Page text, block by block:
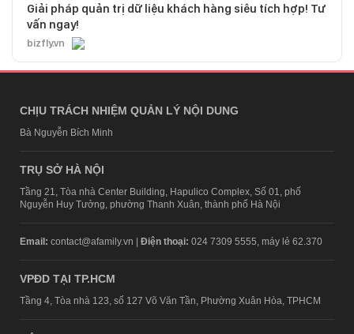
Giải pháp quản trị dữ liệu khách hàng siêu tích hợp! Tư
vấn ngay!
bizfly.vn
CHỊU TRÁCH NHIỆM QUẢN LÝ NỘI DUNG
Bà Nguyễn Bích Minh
TRỤ SỞ HÀ NỘI
Tầng 21, Tòa nhà Center Building, Hapulico Complex, Số 01, phố
Nguyễn Huy Tưởng, phường Thanh Xuân, thành phố Hà Nội
Email: contact@afamily.vn | Điện thoại: 024 7309 5555, máy lẻ 62.370
VPĐD TẠI TP.HCM
Tầng 4, Tòa nhà 123, số 127 Võ Văn Tần, Phường Xuân Hòa, TPHCM